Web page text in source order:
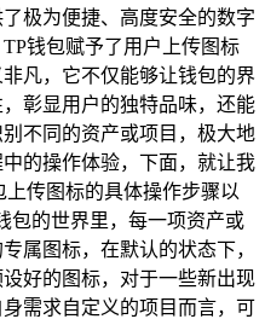
极为便捷、高度安全的数字
钱包赋予了用户上传图标
凡，它不仅能够让钱包的界
彰显用户的独特品味，还能
不同的资产或项目，极大地
的操作体验，下面，就让我
传图标的具体操作步骤以
包的世界里，每一项资产或
属图标，在默认的状态下，
好的图标，对于一些新出现
需求自定义的项目而言，可